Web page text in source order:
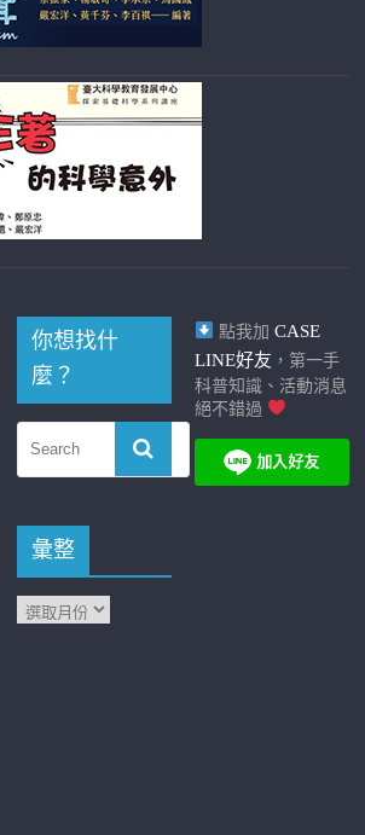
你想找什
麼？
彙整
點我加 CASE
LINE好友 ，第一手
科普知識、活動消息
絕不錯過